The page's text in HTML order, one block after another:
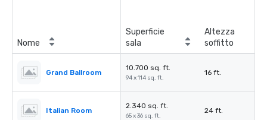
Nome
Superficie
sala
Altezza
soffitto
Grand Ballroom
10.700 sq. ft.
94 x 114 sq. ft.
16 ft.
Italian Room
2.340 sq. ft.
65 x 36 sq. ft.
24 ft.